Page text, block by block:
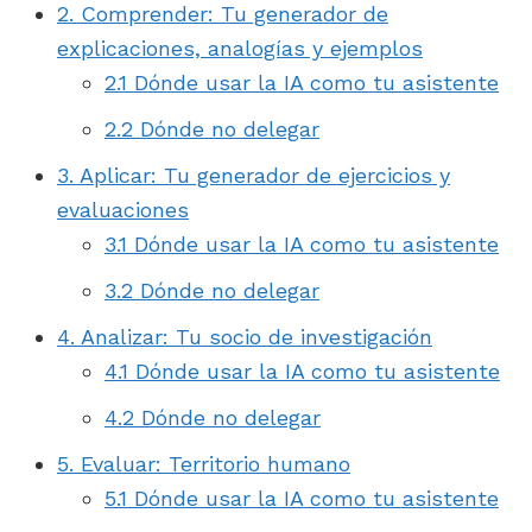
2. Comprender: Tu generador de
explicaciones, analogías y ejemplos
2.1 Dónde usar la IA como tu asistente
2.2 Dónde no delegar
3. Aplicar: Tu generador de ejercicios y
evaluaciones
3.1 Dónde usar la IA como tu asistente
3.2 Dónde no delegar
4. Analizar: Tu socio de investigación
4.1 Dónde usar la IA como tu asistente
4.2 Dónde no delegar
5. Evaluar: Territorio humano
5.1 Dónde usar la IA como tu asistente